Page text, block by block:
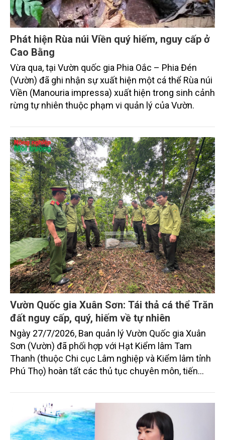
Phát hiện Rùa núi Viền quý hiếm, nguy cấp ở
Cao Bằng
Vừa qua, tại Vườn quốc gia Phia Oắc – Phia Đén
(Vườn) đã ghi nhận sự xuất hiện một cá thể Rùa núi
Viền (Manouria impressa) xuất hiện trong sinh cảnh
rừng tự nhiên thuộc phạm vi quản lý của Vườn.
Vườn Quốc gia Xuân Sơn: Tái thả cá thể Trăn
đất nguy cấp, quý, hiếm về tự nhiên
Ngày 27/7/2026, Ban quản lý Vườn Quốc gia Xuân
Sơn (Vườn) đã phối hợp với Hạt Kiểm lâm Tam
Thanh (thuộc Chi cục Lâm nghiệp và Kiểm lâm tỉnh
Phú Thọ) hoàn tất các thủ tục chuyên môn, tiến
nhiên tại rừng đặc dụng Xuân Sơn.